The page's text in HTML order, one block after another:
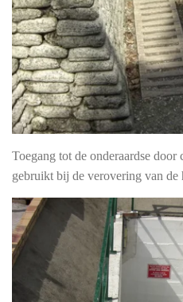
Toegang tot de onderaardse door
gebruikt bij de verovering van de